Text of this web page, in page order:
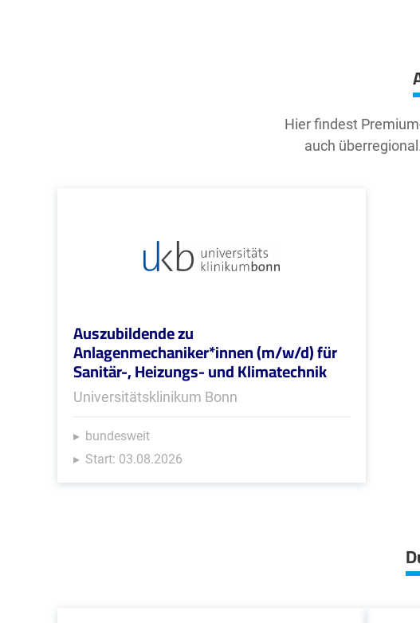
Hier findest
auch
Auszubildende zu
Anlagenmechaniker*innen (m/w/d) für
Sanitär-, Heizungs- und Klimatechnik
Universitätsklinikum Bonn
bundesweit
Start: 03.08.2026